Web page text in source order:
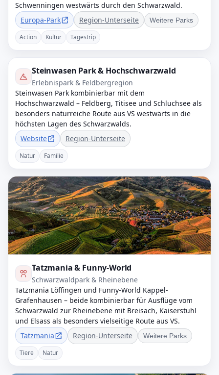
Schwenningen westwärts durch den Schwarzwald.
Europa-Park
Region-Unterseite Weitere Parks
Action Kultur Tagestrip
Steinwasen Park & Hochschwarzwald
Erlebnispark & Feldbergregion
Steinwasen Park kombinierbar mit dem
Hochschwarzwald – Feldberg, Titisee und Schluchsee als
besonders naturreiche Route aus VS westwärts in die
höchsten Lagen des Schwarzwalds.
Website
Region-Unterseite
Natur Familie
Tatzmania & Funny-World
Schwarzwaldpark & Rheinebene
Tatzmania Löffingen und Funny-World Kappel-
Grafenhausen – beide kombinierbar für Ausflüge vom
Schwarzwald zur Rheinebene mit Breisach, Kaiserstuhl
und Elsass als besonders vielseitige Route aus VS.
Tatzmania
Region-Unterseite Weitere Parks
Tiere Natur